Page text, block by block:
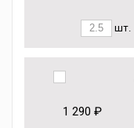
шт.
1 290 ₽